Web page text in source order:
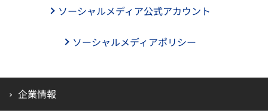
ソーシャルメディア公式アカウント
ソーシャルメディアポリシー
企業情報